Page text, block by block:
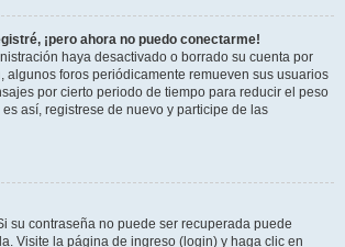
¡pero ahora no puedo conectarme!
haya desactivado o borrado su cuenta por
algunos foros periódicamente remueven sus usuarios
por cierto periodo de tiempo para reducir el peso
así, registrese de nuevo y participe de las
su contraseña no puede ser recuperada puede
Visite la página de ingreso (login) y haga clic en